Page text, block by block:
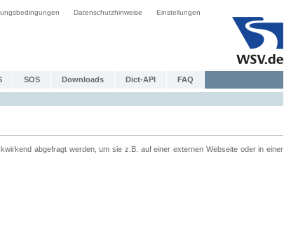
Datenschutzhinweise Einstellungen
SOS Downloads Dict-API FAQ
abgefragt werden, um sie z.B. auf einer externen Webseite oder in einer